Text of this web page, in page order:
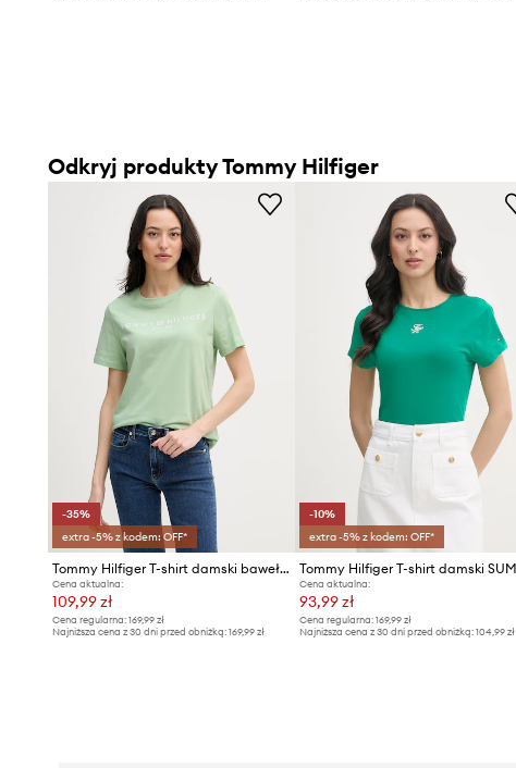
Odkryj produkty Tommy Hilfiger
-35%
extra -5% z kodem: OFF*
Tommy Hilfiger T-shirt damski bawełniany
Cena aktualna:
109,99 zł
Cena regularna: 169,99 zł
Najniższa cena z 30 dni przed obniżką: 169,99 zł
-10%
extra -5% z kodem: OFF*
Cena aktualna:
93,99 zł
Cena regularna:169,99 zł
Najniższa cena z 30 dni przed obniżką:104,99 zł